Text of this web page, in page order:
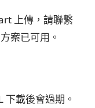
上傳，請聯繫
案已可用。
下載後會過期。